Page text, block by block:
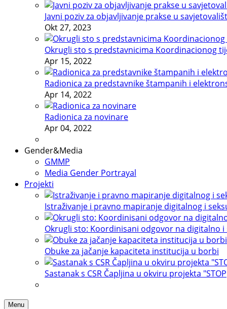
Javni poziv za objavljivanje prakse u
Okt 27, 2023
Okrugli sto s predstavnicima Koordinacionog
Apr 15, 2022
Radionica za predstavnike štampanih i
Apr 14, 2022
Radionica za novinare
Apr 04, 2022
Gender&Media
GMMP
Media Gender Portrayal
Projekti
Istraživanje i pravno mapiranje digitalnog i
Okrugli sto: Koordinisani odgovor na digitalno i
Obuke za jačanje kapaciteta institucija u borbi
Sastanak s CSR Čapljina u okviru projekta "STOP
Menu